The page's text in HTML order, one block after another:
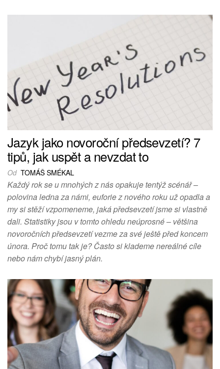
Jazyk jako novoroční předsevzetí? 7
tipů, jak uspět a nevzdat to
Od TOMÁŠ SMÉKAL
Každý rok se u mnohých z nás opakuje tentýž scénář –
polovina ledna za námi, euforie z nového roku už opadla a
my si stěží vzpomeneme, jaká předsevzetí jsme si vlastně
dali. Statistiky jsou v tomto ohledu neúprosné – většina
novoročních předsevzetí vezme za své ještě před koncem
února. Proč tomu tak je? Často si klademe nereálné cíle
nebo nám chybí jasný plán.